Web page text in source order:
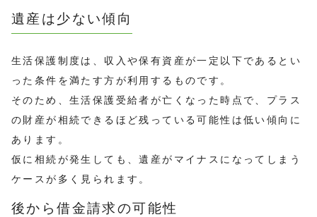
遺産は少ない傾向
生活保護制度は、収入や保有資産が一定以下であるとい
った条件を満たす方が利用するものです。
そのため、生活保護受給者が亡くなった時点で、プラス
の財産が相続できるほど残っている可能性は低い傾向に
あります。
仮に相続が発生しても、遺産がマイナスになってしまう
ケースが多く見られます。
後から借金請求の可能性